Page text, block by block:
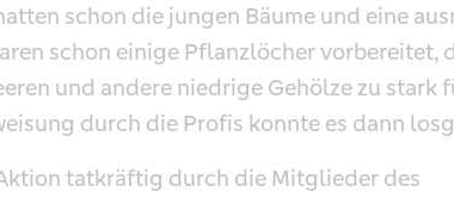
schon die jungen Bäume und eine
schon einige Pflanzlöcher vorbereitet,
und andere niedrige Gehölze zu stark
durch die Profis konnte es dann
tatkräftig durch die Mitglieder des